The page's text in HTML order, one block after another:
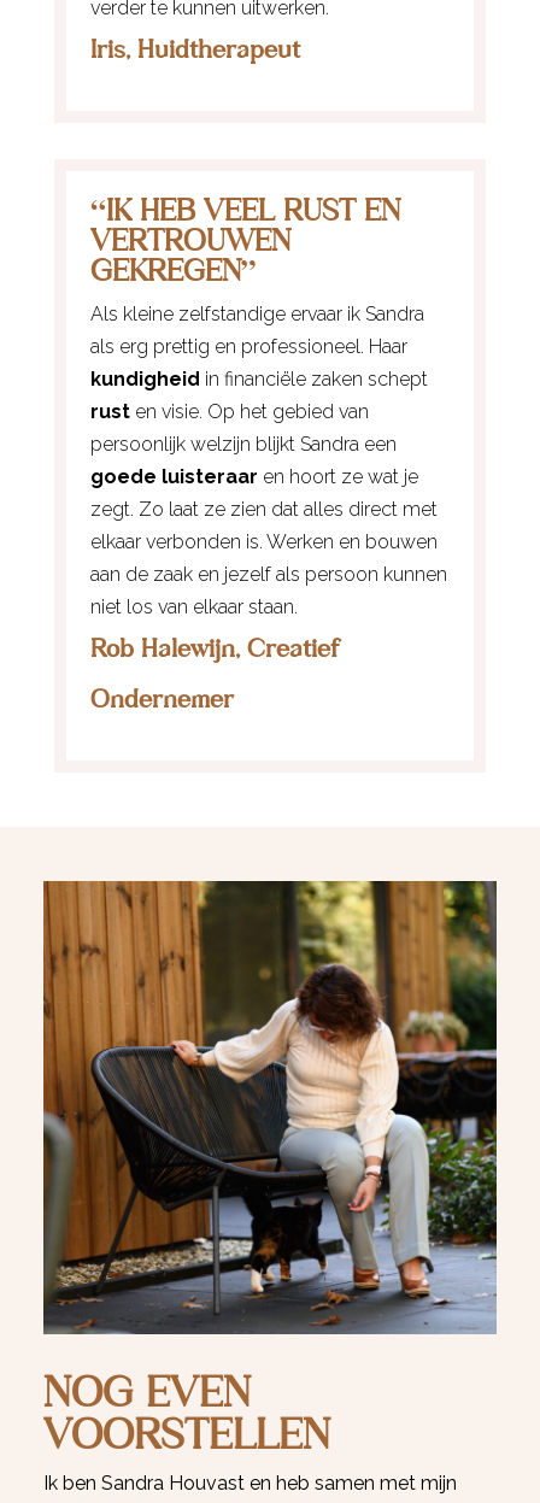
verder te kunnen uitwerken.
Iris, Huidtherapeut
“IK HEB VEEL RUST EN
VERTROUWEN
GEKREGEN”
Als kleine zelfstandige ervaar ik Sandra
als erg prettig en professioneel. Haar
kundigheid in financiële zaken schept
rusten visie. Op het gebied van
persoonlijk welzijn blijkt Sandra een
goede luisteraar en hoort ze wat je
zegt. Zo laat ze zien dat alles direct met
elkaar verbonden is. Werken en bouwen
aan de zaak en jezelf als persoon kunnen
niet los van elkaar staan.
Rob Halewijn, Creatief
Ondernemer
NOG EVEN
VOORSTELLEN
Ik ben Sandra Houvast en heb samen met mijn